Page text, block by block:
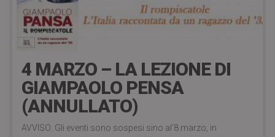
6 years ago
4 MARZO – LA LEZIONE DI
GIAMPAOLO PENSA
(ANNULLATO)
AVVISO: Gli eventi sono sospesi sino al’8 marzo, in